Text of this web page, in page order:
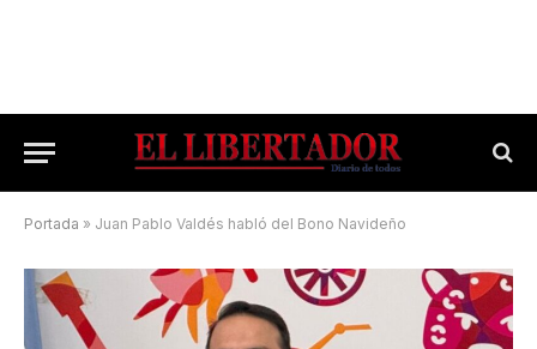
Portada » Juan Pablo Valdés habló del Bono Navideño